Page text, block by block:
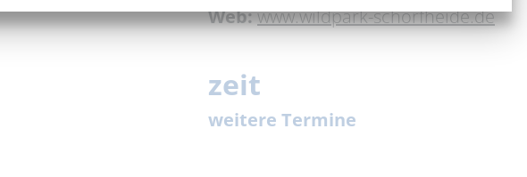
Web:www.wildpark-schorfheide.de
zeit
weitere Termine